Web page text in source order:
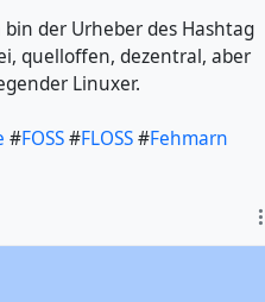
der Urheber des Hashtag
quelloffen, dezentral, aber
Linuxer.
#FOSS#FLOSS#Fehmarn